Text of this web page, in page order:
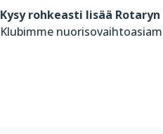
Kysy rohkeasti lisää
Klubimme